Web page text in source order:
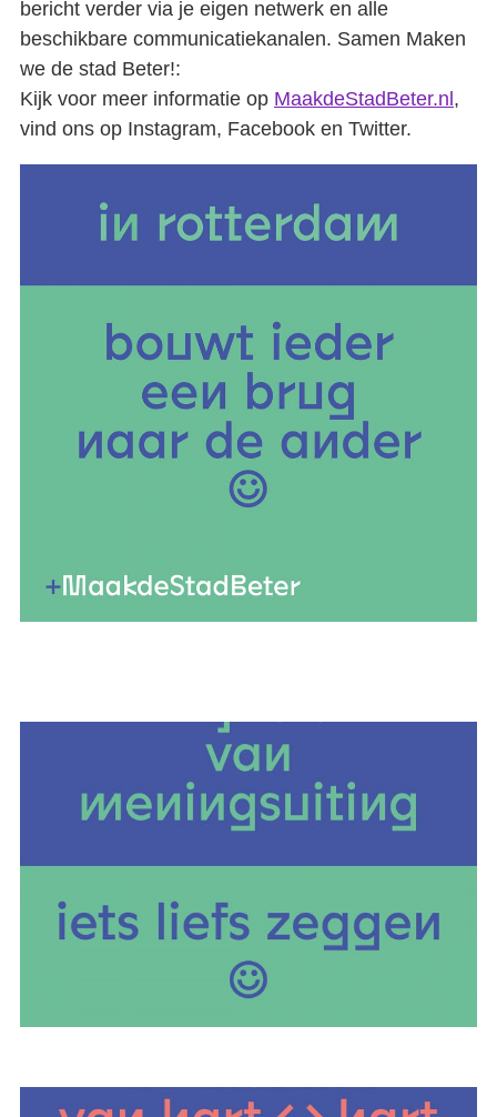
bericht verder via je eigen netwerk en alle
beschikbare communicatiekanalen. Samen Maken
we de stad Beter!:
Kijk voor meer informatie op MaakdeStadBeter.nl ,
vind ons op Instagram, Facebook en Twitter.